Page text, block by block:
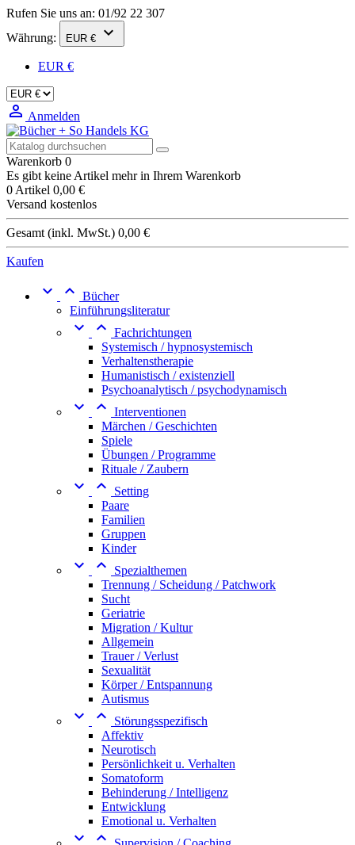
Rufen Sie uns an: 01/92 22 307
Währung:
EUR € 
EUR €
 Anmelden
Warenkorb 0
Es gibt keine Artikel mehr in Ihrem Warenkorb
0 Artikel 0,00 €
Versand kostenlos
Gesamt (inkl. MwSt.) 0,00 €
Kaufen
  Bücher
Einführungsliteratur
  Fachrichtungen
Systemisch / hypnosystemisch
Verhaltenstherapie
Humanistisch / existenziell
Psychoanalytisch / psychodynamisch
  Interventionen
Märchen / Geschichten
Spiele
Übungen / Programme
Rituale / Zaubern
 
Setting
Paare
Familien
Gruppen
Kinder
 
Spezialthemen
Trennung / Scheidung / Patchwork
Sucht
Geriatrie
Migration / Kultur
Allgemein
Trauer / Verlust
Sexualität
Körper / Entspannung
Autismus
 
Störungsspezifisch
Affektiv
Neurotisch
Persönlichkeit u. Verhalten
Somatoform
Behinderung / Intelligenz
Entwicklung
Emotional u. Verhalten
 